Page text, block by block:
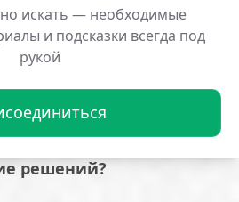
искать — необходимые
и подсказки всегда под
рукой
ИИ-ассистенты
эмпатичными и
человеку не потерять
жизни», когда
комфортно отдать
решений?